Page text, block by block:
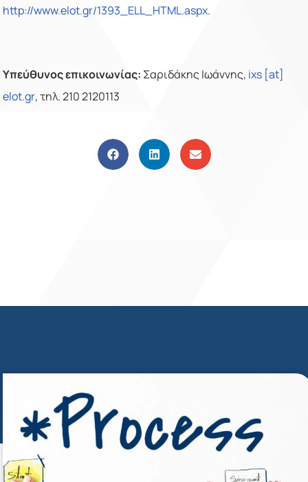
http://www.elot.gr/1393_ELL_HTML.aspx.
Υπεύθυνος επικοινωνίας: Σαριδάκης Ιωάννης, ixs [at]
elot.gr, τηλ. 210 2120113